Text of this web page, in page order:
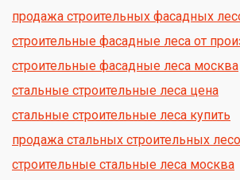
продажа строительных фасадных
строительные фасадные леса от
строительные фасадные леса москва
стальные строительные леса цена
стальные строительные леса купить
продажа стальных строительных
строительные стальные леса москва